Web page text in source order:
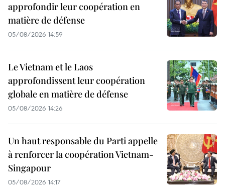
approfondir leur coopération en
matière de défense
05/08/2026 14:59
Le Vietnam et le Laos
approfondissent leur coopération
globale en matière de défense
05/08/2026 14:26
Un haut responsable du Parti appelle
à renforcer la coopération Vietnam-
Singapour
05/08/2026 14:17